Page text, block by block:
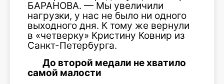
БАРАНОВА. — Мы увеличили
нагрузки, у нас не было ни одного
выходного дня. К тому же вернули
в «четверку» Кристину Ковнир из
Санкт-Петербурга.
До второй медали не хватило
самой малости